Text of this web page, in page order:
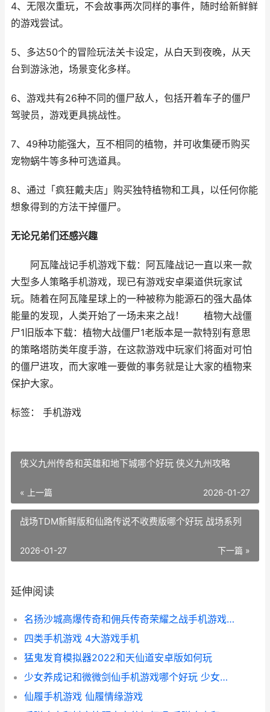
4、无限次重玩，不会故事两次同样的事件，随时给新鲜鲜
的游戏尝试。
5、多达50个的冒险玩法关卡设定，从白天到夜晚，从天
台到游泳池，场景变化多样。
6、游戏共有26种不同的僵尸敌人，包括开着车子的僵尸
驾驶员，游戏更具挑战性。
7、49种功能强大，互不相同的植物，并可收集硬币购买
宠物蜗牛等多种可选道具。
8、通过「疯狂戴夫店」购买独特植物和工具，以任何你能
想象得到的方法干掉僵尸。
无论兄弟们还感兴趣
阿瓦隆战记手机游戏下载：阿瓦隆战记一直以来一款
大型多人策略手机游戏，现已有游戏安卓渠道供玩家试
玩。随着在阿瓦隆星球上的一种被称为能源石的强大晶体
能量的发现，人类开始了一场未来之战！ 植物大战僵
尸1旧版本下载：植物大战僵尸1老版本是一款特别有意思
的策略塔防类年度手游，在这款游戏中玩家们将面对可怕
的僵尸进攻，而大家唯一要做的事务就是让大家的植物来
保护大家。
标签： 手机游戏
侠义九州传奇和英雄和地下城哪个好玩 侠义九州攻略
« 上一篇 2026-01-27
战场TDM新鲜版和仙路传说不收费版哪个好玩 战场系列
下一篇 »
2026-01-27
延伸阅读
名扬沙城高爆传奇和佣兵传奇荣耀之战手机游戏哪个好 名扬沙城有多少版本
四类手机游戏 4大游戏手机
猛鬼发育模拟器2022和天仙道安卓版如何玩
少女养成记和微微剑仙手机游戏哪个好玩 少女养成记无限金币版
仙履手机游戏 仙履情缘游戏